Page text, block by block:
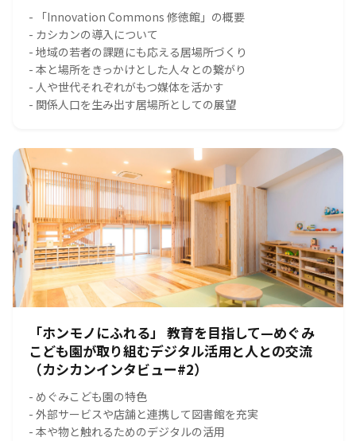
- 「Innovation Commons 修徳館」の概要
- カシカンの導入について
- 地域の若者の課題にも応える居場所づくり
- 本と場所をきっかけとした人々との繋がり
- 人や世代それぞれがもつ媒体を活かす
- 関係人口を生み出す居場所としての展望
「ホンモノにふれる」 教育を目指して—めぐみ
こども園が取り組むデジタル活用と人との交流
（カシカンインタビュー#2）
- めぐみこども園の特色
- 外部サービスや店舗と連携して図書館を充実
- 本や物と触れるためのデジタルの活用